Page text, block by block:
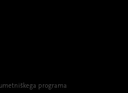
programa